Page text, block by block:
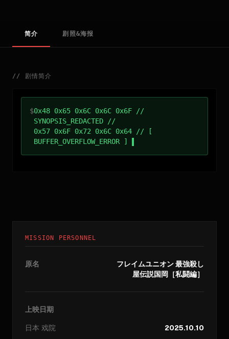
简介 剧照&海报
// 剧情简介
$0x48 0x65 0x6C 0x6C 0x6F //
SYNOPSIS_REDACTED //
0x57 0x6F 0x72 0x6C 0x64 // [
BUFFER_OVERFLOW_ERROR ]
MISSION PERSONNEL
原名
フレイムユニオン 最強殺し
屋伝説国岡［私闘編］
上映日期
日本 戏院 2025.10.10